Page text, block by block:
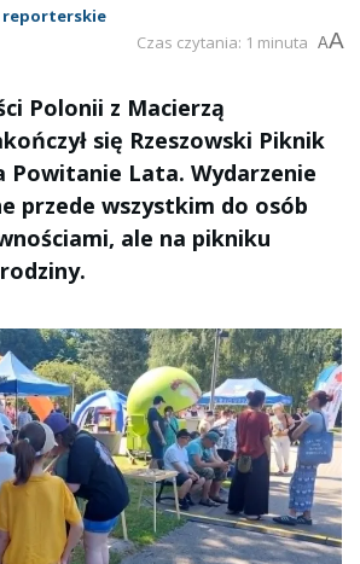
reporterskie
Czas czytania: 1 minuta AA
Polonii z Macierzą
się Rzeszowski Piknik
Powitanie Lata. Wydarzenie
przede wszystkim do osób
ale na pikniku